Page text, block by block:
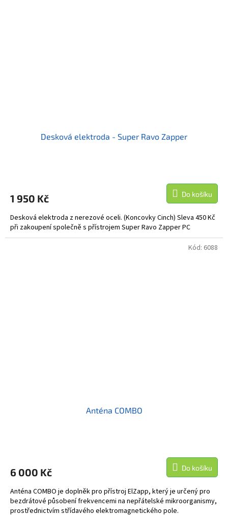
Desková elektroda - Super Ravo Zapper
1 950 Kč Do košíku
Desková elektroda z nerezové oceli. (Koncovky Cinch) Sleva 450 Kč
při zakoupení společně s přístrojem Super Ravo Zapper PC
Anténa COMBO
6 000 Kč Do košíku
Anténa COMBO je doplněk pro přístroj ElZapp, který je určený pro
bezdrátové působení frekvencemi na nepřátelské mikroorganismy,
prostřednictvím střídavého elektromagnetického pole.
Kód: 6088